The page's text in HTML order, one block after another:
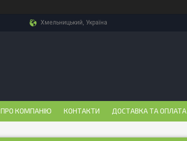
Хмельницький, Україна
ПРО КОМПАНІЮ КОНТАКТИ ДОСТАВКА ТА ОПЛАТА